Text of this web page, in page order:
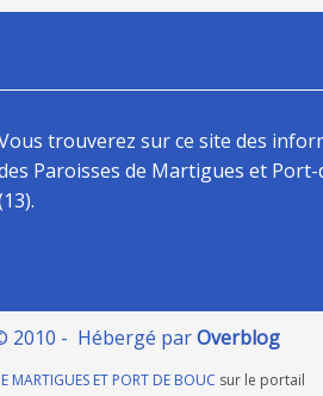
trouverez sur ce site des
Paroisses de Martigues et
2010 - Hébergé parOverblog
MARTIGUES ET PORT DE BOUC sur le portail